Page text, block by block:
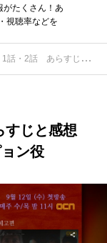
がたくさん！あ
視聴率などを
感想 キム・ドンウク ユン・ファピョン役
じと感想
ン役